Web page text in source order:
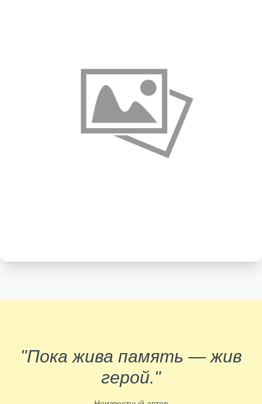
"Пока жива память — жив
герой."